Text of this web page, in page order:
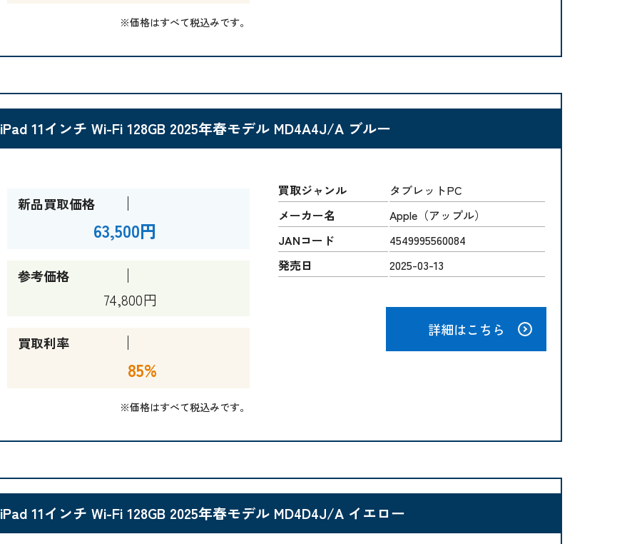
※価格はすべて税込みです。
iPad 11インチ Wi-Fi 128GB 2025年春モデル MD4A4J/A ブルー
新品買取価格
63,500円
参考価格
74,800円
買取利率
85%
※価格はすべて税込みです。
買取ジャンル
タブレットPC
メーカー名
Apple（アップル）
JANコード
4549995560084
発売日
2025-03-13
詳細はこちら
iPad 11インチ Wi-Fi 128GB 2025年春モデル MD4D4J/A イエロー